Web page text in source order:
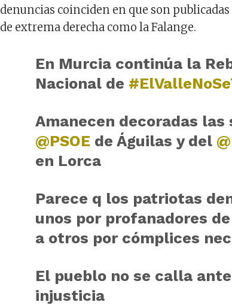
denuncias coinciden en que son
de extrema derecha como la Falange.
En Murcia continúa la
Nacional de
Amanecen decoradas las
@PSOE de Águilas y del
en Lorca
Parece q los patriotas
unos por profanadores
a otros por cómplices
El pueblo no se calla
injusticia